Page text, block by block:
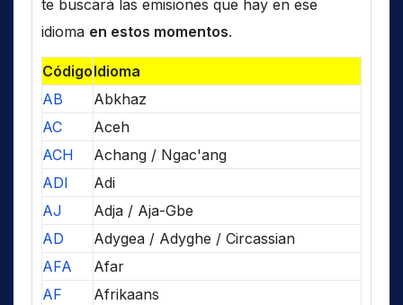
te buscará las emisiones que hay en ese
idioma en estos momentos.
CódigoIdioma
AB
Abkhaz
AC
Aceh
ACH
Achang / Ngac'ang
ADI
Adi
AJ
Adja / Aja-Gbe
AD
Adygea / Adyghe / Circassian
AFA
Afar
AF
Afrikaans